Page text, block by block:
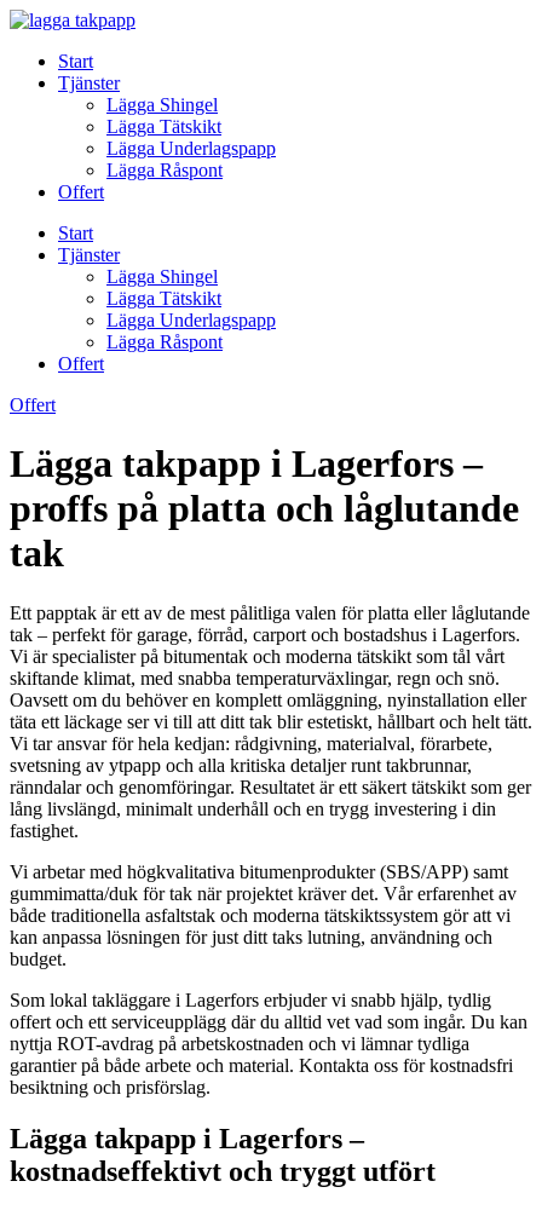
Skip
contentStart
Tjänster
Lägga Shingel
Lägga Tätskikt
Lägga Underlagspapp
Lägga Råspont
Offert
Start
Tjänster
Lägga Shingel
Lägga Tätskikt
Lägga Underlagspapp
Lägga Råspont
Offert
Offert
Lägga takpapp i Lagerfors –
proffs på platta och låglutande
tak
Ett papptak är ett av de mest pålitliga valen för platta eller låglutande
tak – perfekt för garage, förråd, carport och bostadshus i Lagerfors.
Vi är specialister på bitumentak och moderna tätskikt som tål vårt
skiftande klimat, med snabba temperaturväxlingar, regn och snö.
Oavsett om du behöver en komplett omläggning, nyinstallation eller
täta ett läckage ser vi till att ditt tak blir estetiskt, hållbart och helt tätt.
Vi tar ansvar för hela kedjan: rådgivning, materialval, förarbete,
svetsning av ytpapp och alla kritiska detaljer runt takbrunnar,
ränndalar och genomföringar. Resultatet är ett säkert tätskikt som ger
lång livslängd, minimalt underhåll och en trygg investering i din
fastighet.
Vi arbetar med högkvalitativa bitumenprodukter (SBS/APP) samt
gummimatta/duk för tak när projektet kräver det. Vår erfarenhet av
både traditionella asfaltstak och moderna tätskiktssystem gör att vi
kan anpassa lösningen för just ditt taks lutning, användning och
budget.
Som lokal takläggare i Lagerfors erbjuder vi snabb hjälp, tydlig
offert och ett serviceupplägg där du alltid vet vad som ingår. Du kan
nyttja ROT-avdrag på arbetskostnaden och vi lämnar tydliga
garantier på både arbete och material. Kontakta oss för kostnadsfri
besiktning och prisförslag.
Lägga takpapp i Lagerfors –
kostnadseffektivt och tryggt utfört